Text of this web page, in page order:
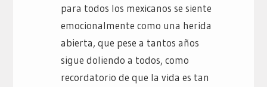
para todos los mexicanos se siente
emocionalmente como una herida
abierta, que pese a tantos años
sigue doliendo a todos, como
recordatorio de que la vida es tan